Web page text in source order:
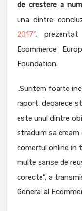
de crestere a
una dintre
2017”, prezentat
Ecommerce
Foundation.
„Suntem foarte
raport, deoarece
este unul dintre
straduim sa
comertul online in
multe sanse de
corecte”, a
General al